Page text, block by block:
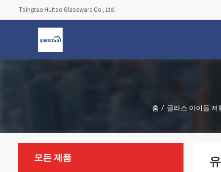
Tsingtao Huitao Glassware Co., Ltd.
홈 / 글라스 아이들 저
모든 제품